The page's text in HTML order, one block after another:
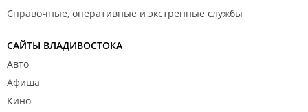
Справочные, оперативные и экстренные службы
САЙТЫ ВЛАДИВОСТОКА
Авто
Афиша
Кино